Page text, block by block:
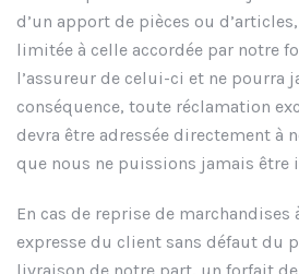
d’un apport de pièces ou
limitée à celle accordée par notre
l’assureur de celui-ci et ne pourra
conséquence, toute réclamation
devra être adressée directement à
que nous ne puissions jamais être
En cas de reprise de marchandises
expresse du client sans défaut du